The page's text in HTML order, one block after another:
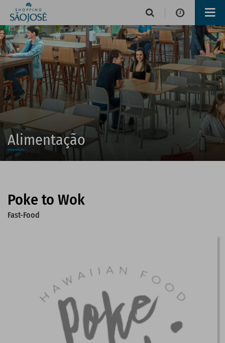
Horário de funcionamento
Lojas
Alimentação e Lazer
Operações de serviços
Alimentação
Poke to Wok
Fast-Food